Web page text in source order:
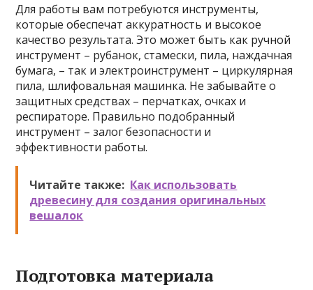
Для работы вам потребуются инструменты,
которые обеспечат аккуратность и высокое
качество результата. Это может быть как ручной
инструмент – рубанок, стамески, пила, наждачная
бумага, – так и электроинструмент – циркулярная
пила, шлифовальная машинка. Не забывайте о
защитных средствах – перчатках, очках и
респираторе. Правильно подобранный
инструмент – залог безопасности и
эффективности работы.
Читайте также: Как использовать
древесину для создания оригинальных
вешалок
Подготовка материала